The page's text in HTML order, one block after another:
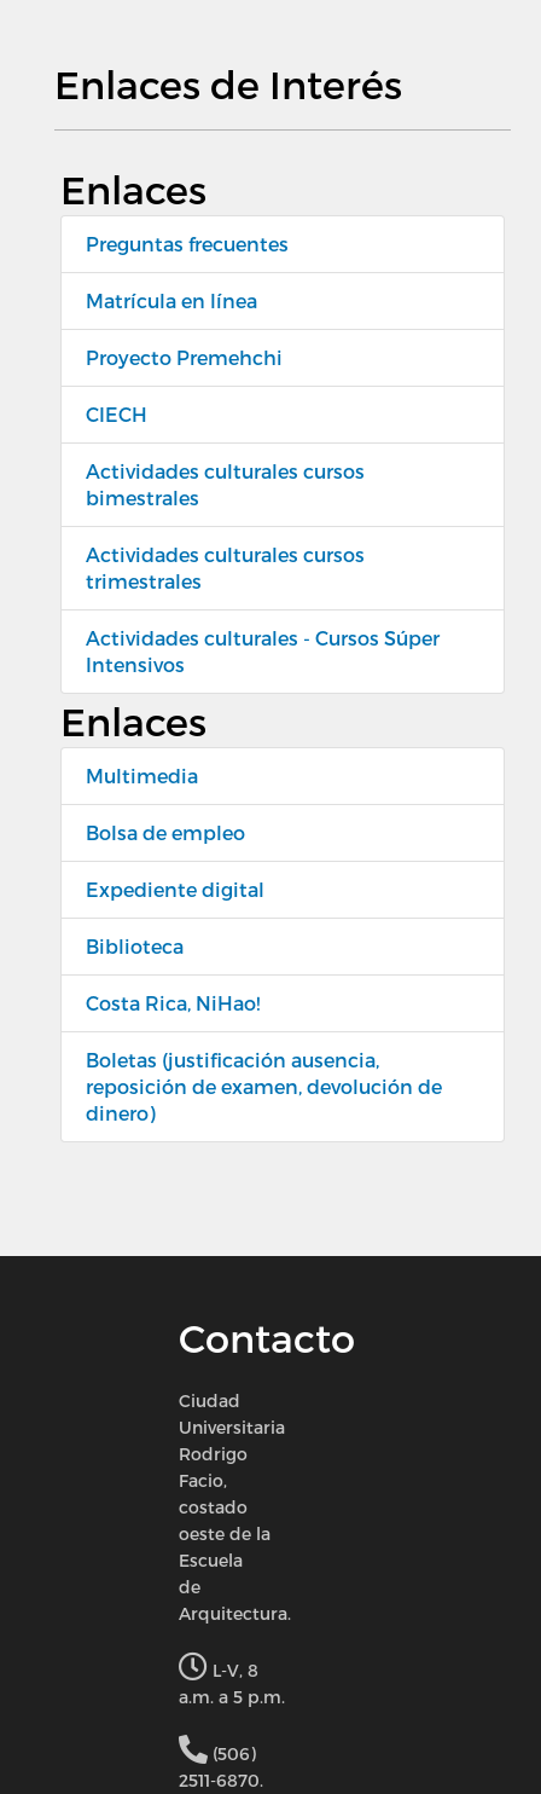
Enlaces de Interés
Enlaces
Preguntas frecuentes
Matrícula en línea
Proyecto Premehchi
CIECH
Actividades culturales cursos
bimestrales
Actividades culturales cursos
trimestrales
Actividades culturales - Cursos Súper
Intensivos
Enlaces
Multimedia
Bolsa de empleo
Expediente digital
Biblioteca
Costa Rica, NiHao!
Boletas (justificación ausencia,
reposición de examen, devolución de
dinero)
Contacto
Ciudad
Universitaria
Rodrigo
Facio,
costado
oeste de la
Escuela
de
Arquitectura.
L-V, 8
a.m. a 5 p.m.
(506)
2511-6870.